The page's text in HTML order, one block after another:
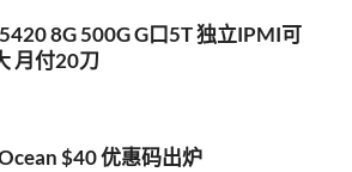
8G 500G G口5T 独立IPMI可
月付20刀
$40 优惠码出炉